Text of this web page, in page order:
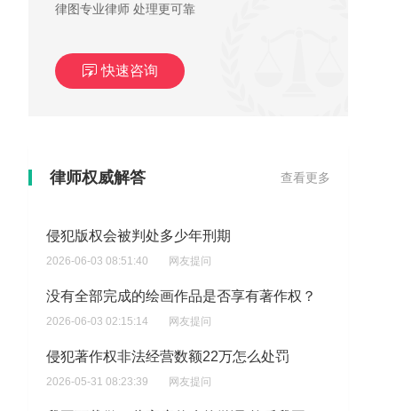
律图专业律师 处理更可靠
快速咨询
律师权威解答 查看更多
我这个有作品证书被同行模仿属于侵权吗?
侵犯版权会被判处多少年刑期
2026-06-03 08:51:40 网友提问
没有全部完成的绘画作品是否享有著作权？
2026-06-03 02:15:14 网友提问
侵犯著作权非法经营数额22万怎么处罚
2026-05-31 08:23:39 网友提问